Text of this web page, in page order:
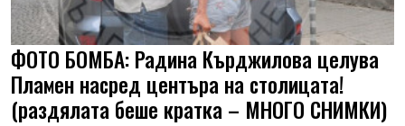
ФОТО БОМБА: Радина Кърджилова целува
Пламен насред центъра на столицата!
(раздялата беше кратка – МНОГО СНИМКИ)